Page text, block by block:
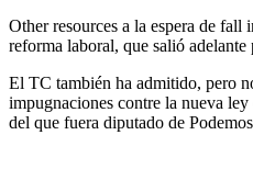
Other resources a la espera de
reforma laboral, que salió
El TC también ha admitido, pero
impugnaciones contre la nueva
del que fuera diputado de